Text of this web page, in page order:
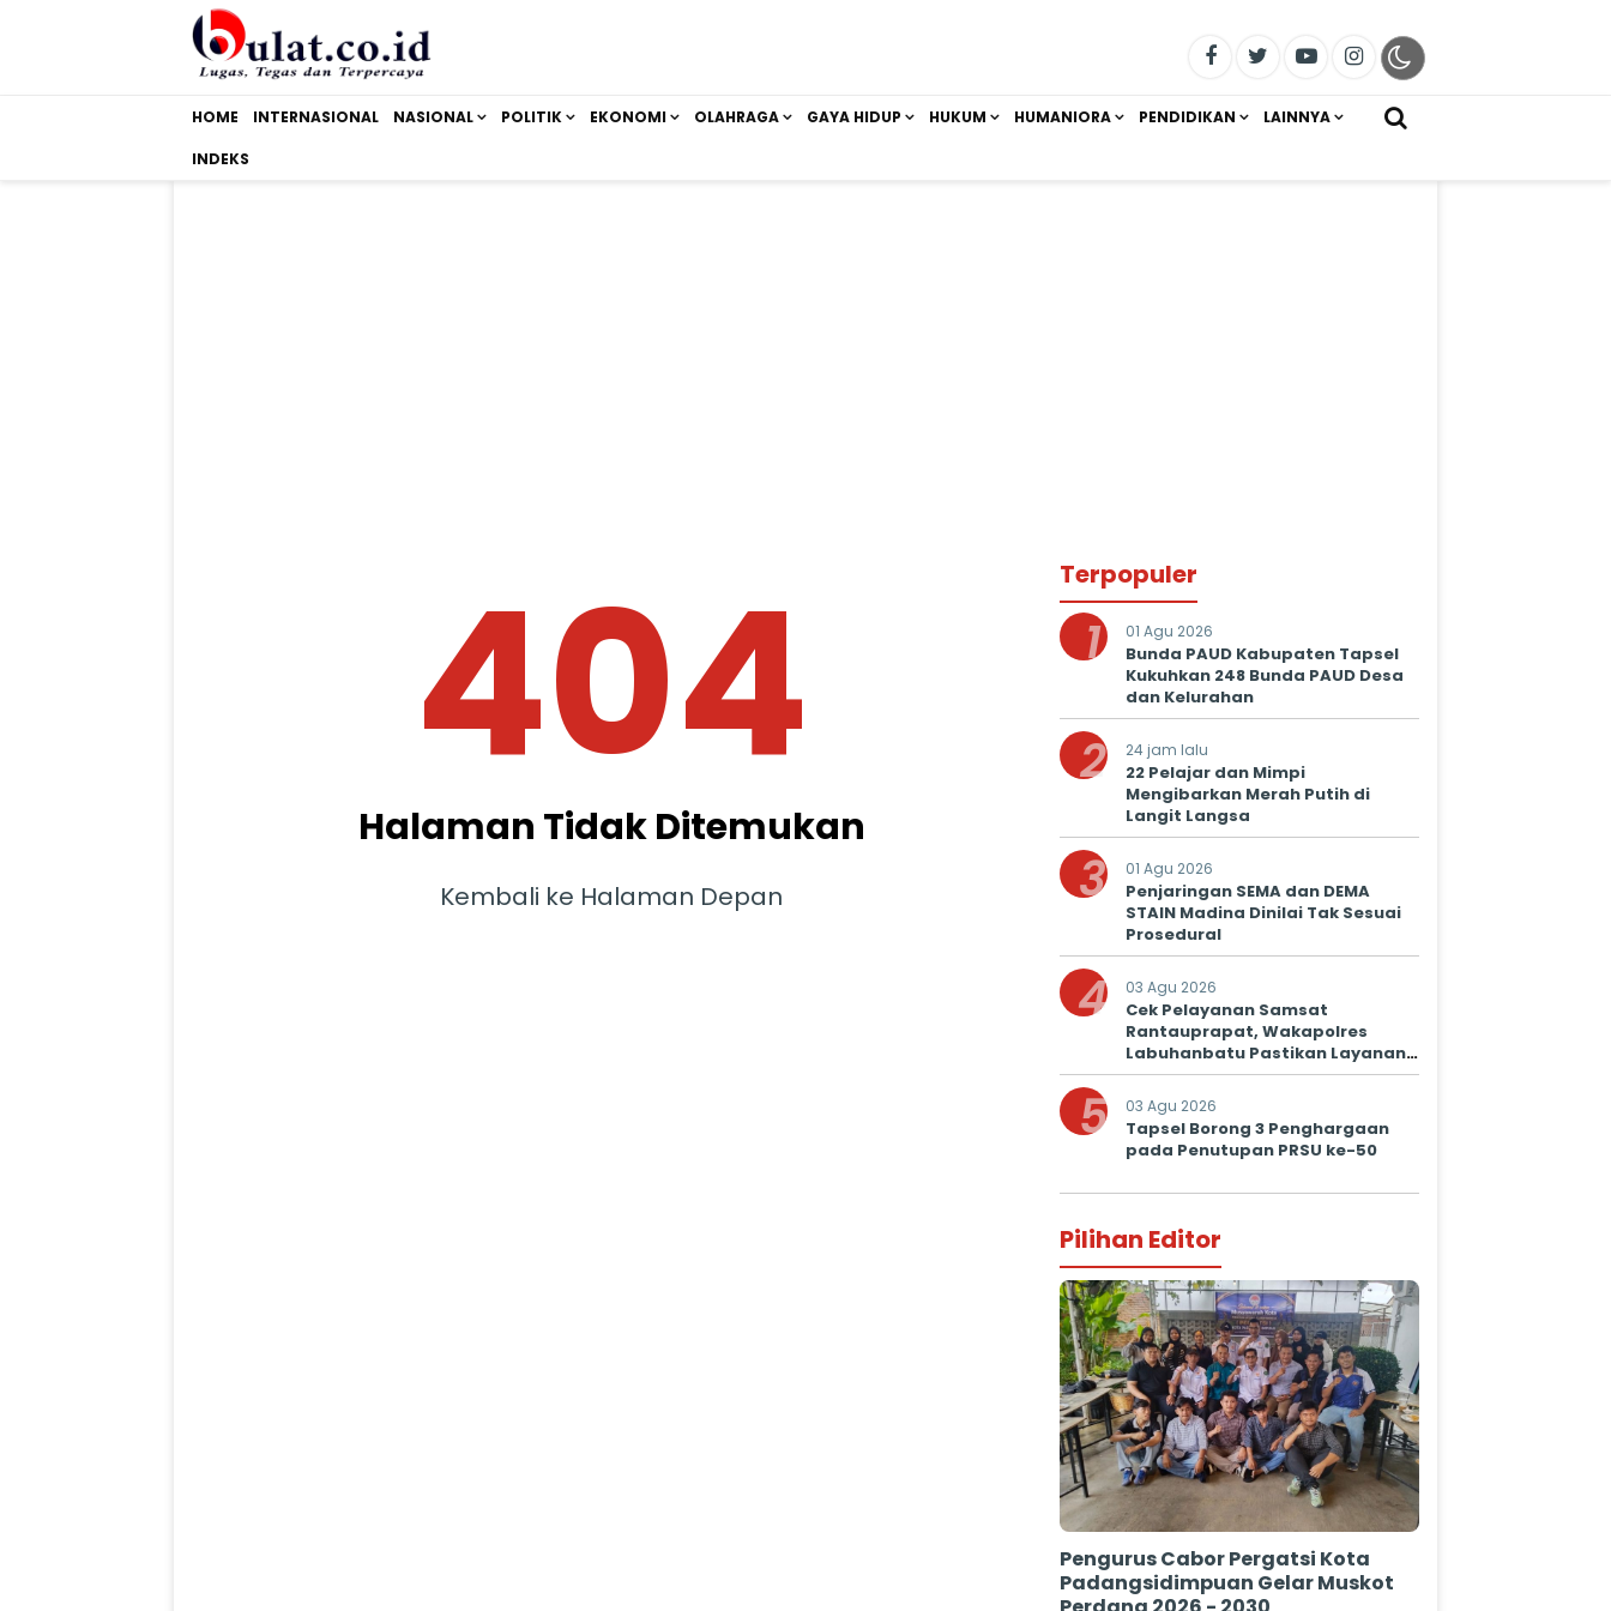
HOME INTERNASIONAL NASIONAL POLITIK EKONOMI OLAHRAGA GAYA HIDUP HUKUM HUMANIORA PENDIDIKAN LAINNYA
INDEKS
404
Halaman Tidak Ditemukan
Kembali ke Halaman Depan
Terpopuler
1 01 Agu 2026
Bunda PAUD Kabupaten Tapsel
Kukuhkan 248 Bunda PAUD Desa
dan Kelurahan
2 24 jam lalu
22 Pelajar dan Mimpi
Mengibarkan Merah Putih di
Langit Langsa
3 01 Agu 2026
Penjaringan SEMA dan DEMA
STAIN Madina Dinilai Tak Sesuai
Prosedural
4 03 Agu 2026
Cek Pelayanan Samsat
Rantauprapat, Wakapolres
Labuhanbatu Pastikan Layanan
Prima untuk Masyarakat
5 03 Agu 2026
Tapsel Borong 3 Penghargaan
pada Penutupan PRSU ke-50
Pilihan Editor
Pengurus Cabor Pergatsi Kota
Padangsidimpuan Gelar Muskot